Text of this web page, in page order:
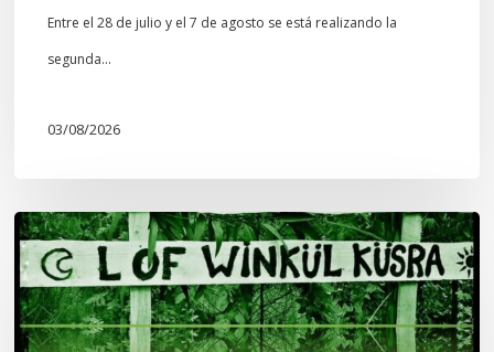
Entre el 28 de julio y el 7 de agosto se está realizando la
segunda…
03/08/2026
Lof
Winkül
Küsra
convoca